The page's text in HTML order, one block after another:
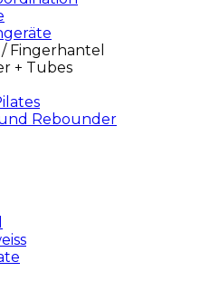
Fingerhantel
+ Tubes
Rebounder